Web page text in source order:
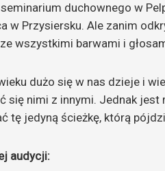
duchownego w
w Przysiersku. Ale zanim
wszystkimi barwami i
dużo się w nas dzieje i
się nimi z innymi. Jednak
tę jedyną ścieżkę, którą
audycji: